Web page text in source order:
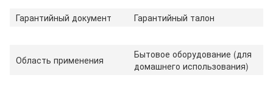
Гарантийный документ Гарантийный талон
Область применения
Бытовое оборудование (для
домашнего использования)